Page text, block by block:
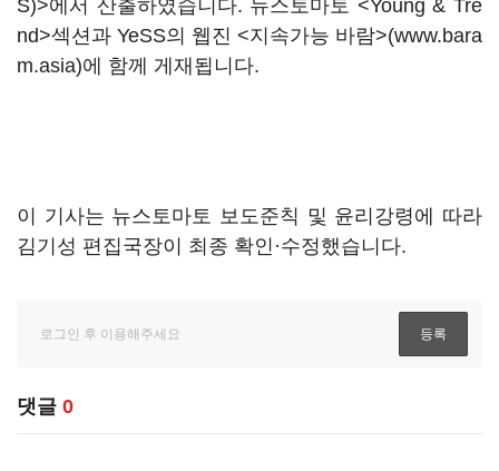
S)>에서 산출하였습니다. 뉴스토마토 <Young & Tre
nd>섹션과 YeSS의 웹진 <지속가능 바람>(www.bara
m.asia)에 함께 게재됩니다.
이 기사는 뉴스토마토 보도준칙 및 윤리강령에 따라
김기성 편집국장이 최종 확인·수정했습니다.
댓글 0